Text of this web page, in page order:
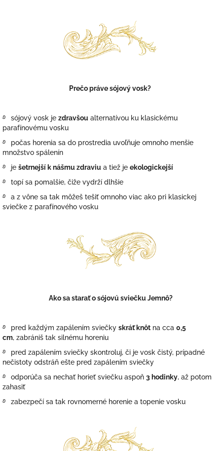
Prečo práve sójový vosk?
࿔ sójový vosk je zdravšou alternatívou ku klasickému
parafínovému vosku
࿔
počas horenia sa do prostredia uvoľňuje omnoho menšie
množstvo spálenín
࿔
je šetrnejší k nášmu zdraviu a tiež je ekologickejší
࿔
topí sa pomalšie, čiže vydrží dlhšie
࿔
a z vône sa tak môžeš tešiť omnoho viac ako pri klasickej
sviečke z parafínového vosku
Ako sa starať o sójovú sviečku Jemnô?
࿔ pred každým zapálením sviečky skráť knôt na cca 0,5
cm, zabrániš tak silnému horeniu
࿔
pred zapálením sviečky skontroluj, či je vosk čistý, prípadné
nečistoty odstráň ešte pred zapálením sviečky
࿔
odporúča sa nechať horieť sviečku aspoň 3 hodinky, až potom
zahasiť
࿔
zabezpečí sa tak rovnomerné horenie a topenie vosku